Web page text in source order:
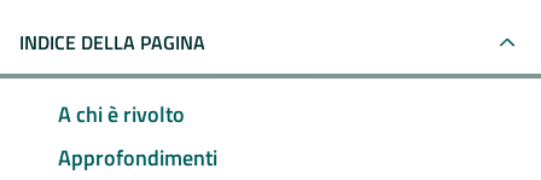
INDICE DELLA PAGINA
A chi è rivolto
Approfondimenti